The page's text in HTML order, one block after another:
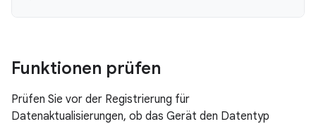
Funktionen prüfen
Prüfen Sie vor der Registrierung für
Datenaktualisierungen, ob das Gerät den Datentyp